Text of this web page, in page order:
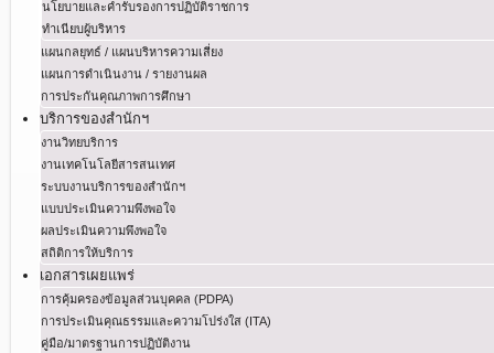
นโยบายและคำรับรองการปฏิบัติราชการ
ทำเนียบผู้บริหาร
แผนกลยุทธ์ / แผนบริหารความเสี่ยง
แผนการดำเนินงาน / รายงานผล
การประกันคุณภาพการศึกษา
บริการของสำนักฯ
งานวิทยบริการ
งานเทคโนโลยีสารสนเทศ
ระบบงานบริการของสำนักฯ
แบบประเมินความพึงพอใจ
ผลประเมินความพึงพอใจ
สถิติการให้บริการ
เอกสารเผยแพร่
การคุ้มครองข้อมูลส่วนบุคคล (PDPA)
การประเมินคุณธรรมและความโปร่งใส (ITA)
คู่มือ/มาตรฐานการปฏิบัติงาน